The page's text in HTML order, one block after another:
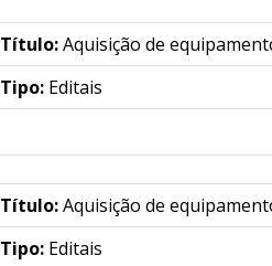
Título:Aquisição de
Tipo:Editais
Título:Aquisição de
Tipo:Editais